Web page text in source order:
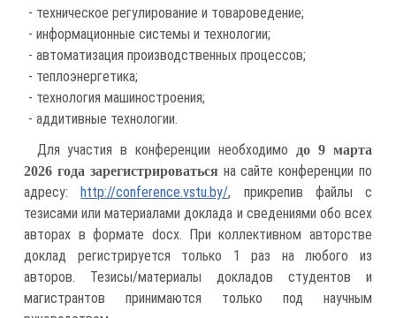
- техническое регулирование и товароведение;
- информационные системы и технологии;
- автоматизация производственных процессов;
- теплоэнергетика;
- технология машиностроения;
- аддитивные технологии.
Для участия в конференции необходимо
до 9 марта
2026 года зарегистрироваться на сайте конференции по
адресу:http://conference.vstu.by/, прикрепив файлы с
тезисами или материалами доклада и сведениями обо всех
авторах в формате docх. При коллективном авторстве
доклад регистрируется только 1 раз на любого из
авторов. Тезисы/материалы докладов студентов и
магистрантов принимаются только под научным